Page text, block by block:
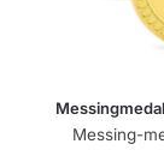
Messing-